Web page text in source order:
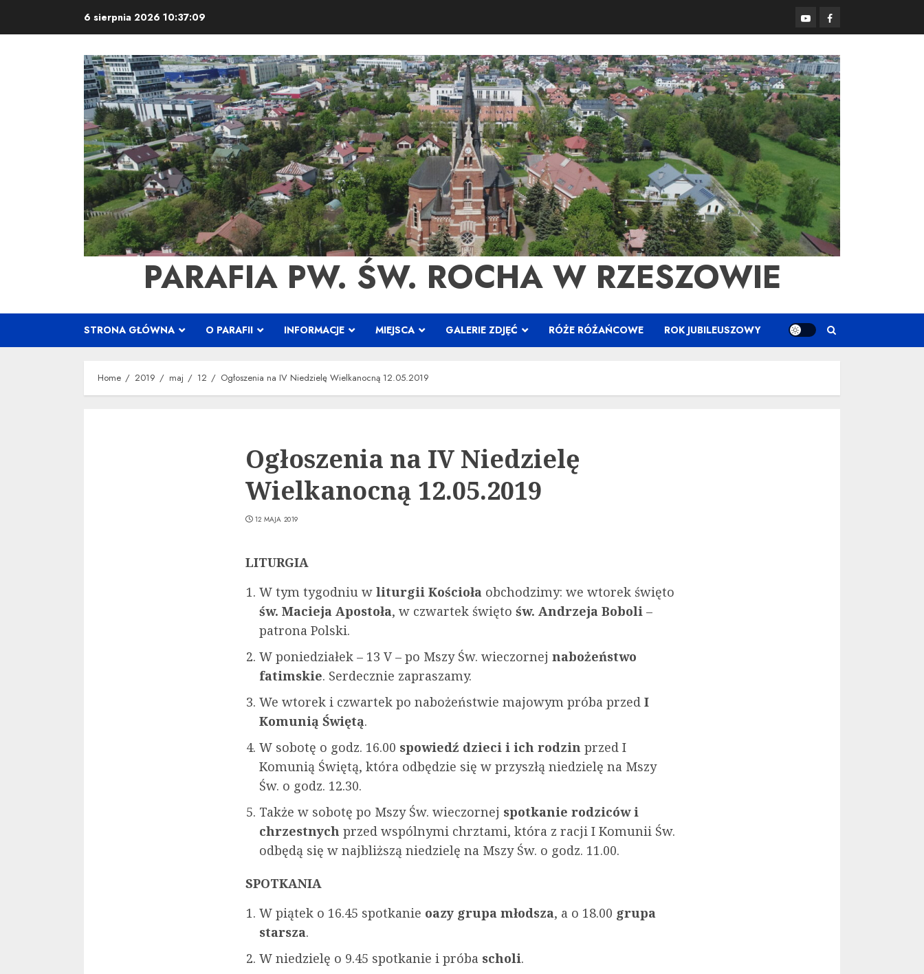
6 sierpnia 2026 10:37:10 YouTubeFacebook
PARAFIA PW. ŚW. ROCHA W RZESZOWIE
STRONA GŁÓWNA O PARAFII INFORMACJE MIEJSCA GALERIE ZDJĘĆ RÓŻE RÓŻAŃCOWE ROK JUBILEUSZOWY
Home 2019 maj 12 Ogłoszenia na IV Niedzielę Wielkanocną 12.05.2019
Ogłoszenia na IV Niedzielę
Wielkanocną 12.05.2019
12 MAJA 2019
LITURGIA
W tym tygodniu w liturgii Kościoła obchodzimy: we wtorek święto
św. Macieja Apostoła, w czwartek święto św. Andrzeja Boboli –
patrona Polski.
W poniedziałek – 13 V – po Mszy Św. wieczornej nabożeństwo
fatimskie. Serdecznie zapraszamy.
We wtorek i czwartek po nabożeństwie majowym próba przed I
Komunią Świętą.
W sobotę o godz. 16.00 spowiedź dzieci i ich rodzin przed I
Komunią Świętą, która odbędzie się w przyszłą niedzielę na Mszy
Św. o godz. 12.30.
Także w sobotę po Mszy Św. wieczornej spotkanie rodziców i
chrzestnych przed wspólnymi chrztami, która z racji I Komunii Św.
odbędą się w najbliższą niedzielę na Mszy Św. o godz. 11.00.
SPOTKANIA
W piątek o 16.45 spotkanie oazy grupa młodsza, a o 18.00 grupa
starsza.
W niedzielę o 9.45 spotkanie i próba scholi.